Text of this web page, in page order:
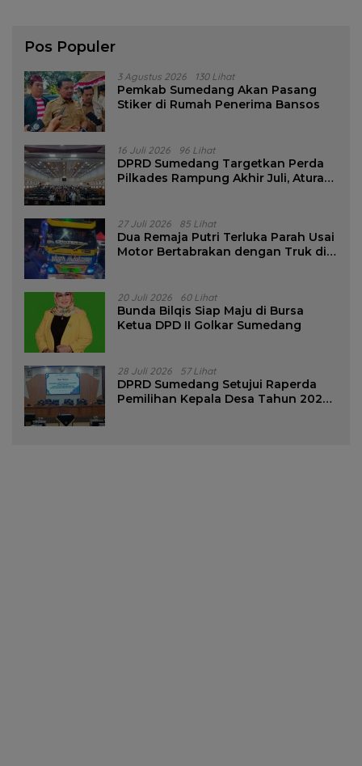
Pos Populer
3 Agustus 2026 130 Lihat
Pemkab Sumedang Akan Pasang
Stiker di Rumah Penerima Bansos
16 Juli 2026 96 Lihat
DPRD Sumedang Targetkan Perda
Pilkades Rampung Akhir Juli, Aturan
27 Juli 2026 85 Lihat
Dua Remaja Putri Terluka Parah Usai
Motor Bertabrakan dengan Truk di
20 Juli 2026 60 Lihat
Bunda Bilqis Siap Maju di Bursa
Ketua DPD II Golkar Sumedang
28 Juli 2026 57 Lihat
DPRD Sumedang Setujui Raperda
Pemilihan Kepala Desa Tahun 2026